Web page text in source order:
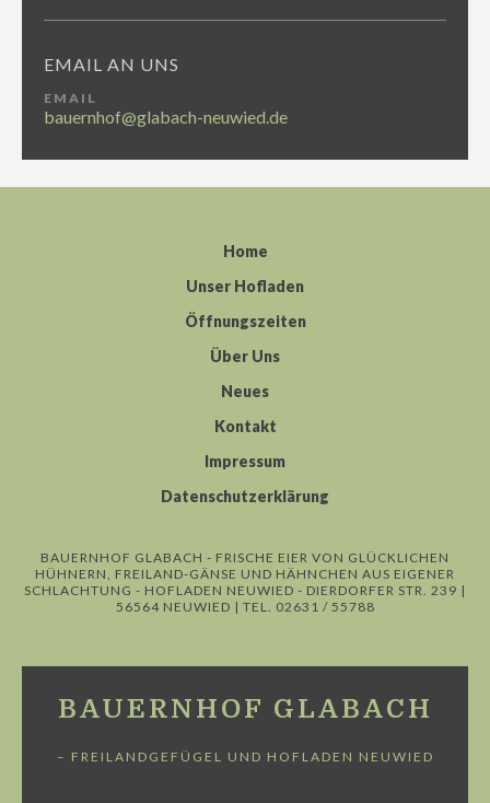
EMAIL AN UNS
EMAIL
bauernhof@glabach-neuwied.de
Home
Unser Hofladen
Öffnungszeiten
Über Uns
Neues
Kontakt
Impressum
Datenschutzerklärung
BAUERNHOF GLABACH - FRISCHE EIER VON GLÜCKLICHEN
HÜHNERN, FREILAND-GÄNSE UND HÄHNCHEN AUS EIGENER
SCHLACHTUNG - HOFLADEN NEUWIED - DIERDORFER STR. 239 |
56564 NEUWIED | TEL. 02631 / 55788
BAUERNHOF GLABACH
– FREILANDGEFÜGEL UND HOFLADEN NEUWIED